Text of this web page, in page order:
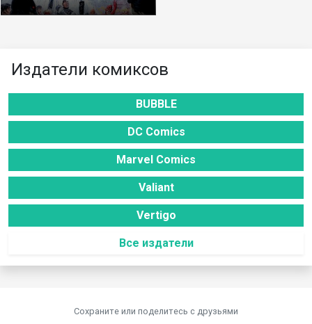
Издатели комиксов
BUBBLE
DC Comics
Marvel Comics
Valiant
Vertigo
Все издатели
Сохраните или поделитесь c друзьями